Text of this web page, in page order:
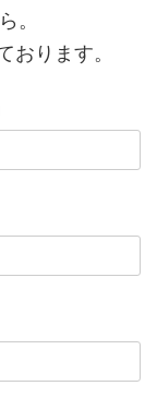
。
おります。